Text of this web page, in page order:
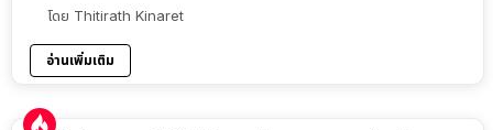
โดย Thitirath Kinaret
อ่านเพิ่มเติม